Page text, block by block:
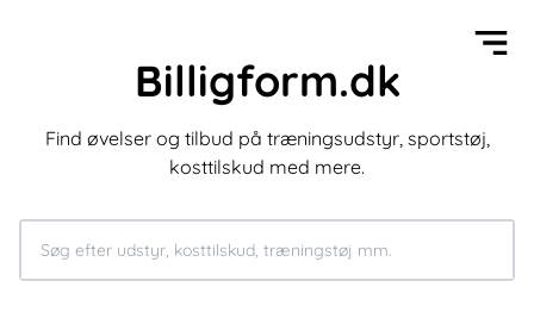
Billigform.dk
Find øvelser og tilbud på træningsudstyr, sportstøj,
kosttilskud med mere.